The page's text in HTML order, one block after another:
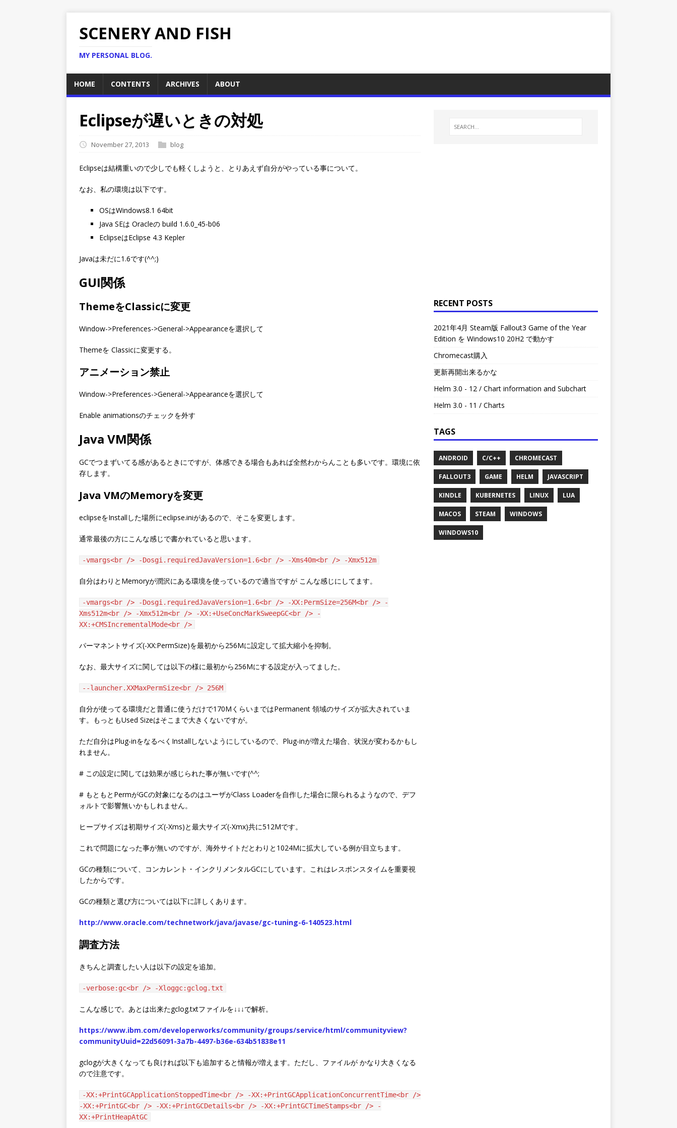
SCENERY AND FISH
MY PERSONAL BLOG.
HOME CONTENTS ARCHIVES ABOUT
Eclipseが遅いときの対処
November 27, 2013 blog
Eclipseは結構重いので少しでも軽くしようと、とりあえず自分がやっている事について。
なお、私の環境は以下です。
OSはWindows8.1 64bit
Java SEは Oracleの build 1.6.0_45-b06
EclipseはEclipse 4.3 Kepler
Javaは未だに1.6です(^^;)
GUI関係
ThemeをClassicに変更
Window->Preferences->General->Appearanceを選択して
Themeを Classicに変更する。
アニメーション禁止
Window->Preferences->General->Appearanceを選択して
Enable animationsのチェックを外す
Java VM関係
GCでつまずいてる感があるときにですが、体感できる場合もあれば全然わからんことも多いです。環境に依
存します。
Java VMのMemoryを変更
eclipseをInstallした場所にeclipse.iniがあるので、そこを変更します。
通常最後の方にこんな感じで書かれていると思います。
-vmargs<br /> -Dosgi.requiredJavaVersion=1.6<br /> -Xms40m<br /> -Xmx512m
自分はわりとMemoryが潤沢にある環境を使っているので適当ですが こんな感じにしてます。
-vmargs<br /> -Dosgi.requiredJavaVersion=1.6<br /> -XX:PermSize=256M<br /> -
Xms512m<br /> -Xmx512m<br /> -XX:+UseConcMarkSweepGC<br /> -
XX:+CMSIncrementalMode<br />
パーマネントサイズ(-XX:PermSize)を最初から256Mに設定して拡大縮小を抑制。
なお、最大サイズに関しては以下の様に最初から256Mにする設定が入ってました。
--launcher.XXMaxPermSize<br /> 256M
自分が使ってる環境だと普通に使うだけで170MくらいまではPermanent 領域のサイズが拡大されていま
す。もっともUsed Sizeはそこまで大きくないですが。
ただ自分はPlug-inをなるべくInstallしないようにしているので、Plug-inが増えた場合、状況が変わるかもし
れません。
# この設定に関しては効果が感じられた事が無いです(^^;
# もともとPermがGCの対象になるのはユーザがClass Loaderを自作した場合に限られるようなので、デフ
ォルトで影響無いかもしれません。
ヒープサイズは初期サイズ(-Xms)と最大サイズ(-Xmx)共に512Mです。
これで問題になった事が無いのですが、海外サイトだとわりと1024Mに拡大している例が目立ちます。
GCの種類について、コンカレント・インクリメンタルGCにしています。これはレスポンスタイムを重要視
したからです。
GCの種類と選び方については以下に詳しくあります。
http://www.oracle.com/technetwork/java/javase/gc-tuning-6-140523.html
調査方法
きちんと調査したい人は以下の設定を追加。
-verbose:gc<br /> -Xloggc:gclog.txt
こんな感じで。あとは出来たgclog.txtファイルを↓↓↓で解析。
https://www.ibm.com/developerworks/community/groups/service/html/communityview?
communityUuid=22d56091-3a7b-4497-b36e-634b51838e11
gclogが大きくなっても良ければ以下も追加すると情報が増えます。ただし、ファイルが かなり大きくなる
ので注意です。
-XX:+PrintGCApplicationStoppedTime<br /> -XX:+PrintGCApplicationConcurrentTime<br />
-XX:+PrintGC<br /> -XX:+PrintGCDetails<br /> -XX:+PrintGCTimeStamps<br /> -
XX:+PrintHeapAtGC
RECENT POSTS
2021年4月 Steam版 Fallout3 Game of the Year
Edition を Windows10 20H2 で動かす
Chromecast購入
更新再開出来るかな
Helm 3.0 - 12 / Chart information and Subchart
Helm 3.0 - 11 / Charts
TAGS
ANDROID C/C++ CHROMECAST
FALLOUT3 GAME HELM JAVASCRIPT
KINDLE KUBERNETES LINUX LUA
MACOS STEAM WINDOWS
WINDOWS10